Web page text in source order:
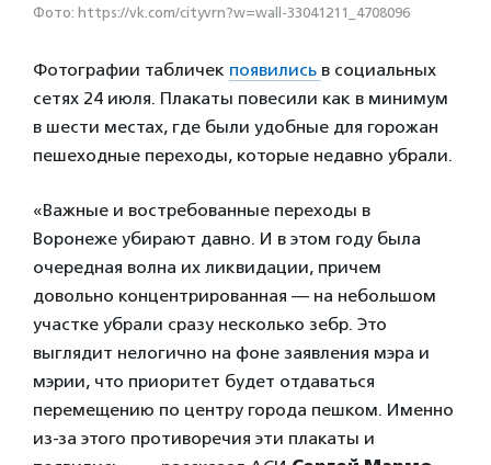
Фото: https://vk.com/cityvrn?w=wall-33041211_4708096
Фотографии табличек появились в социальных
сетях 24 июля. Плакаты повесили как в минимум
в шести местах, где были удобные для горожан
пешеходные переходы, которые недавно убрали.
«Важные и востребованные переходы в
Воронеже убирают давно. И в этом году была
очередная волна их ликвидации, причем
довольно концентрированная — на небольшом
участке убрали сразу несколько зебр. Это
выглядит нелогично на фоне заявления мэра и
мэрии, что приоритет будет отдаваться
перемещению по центру города пешком. Именно
из-за этого противоречия эти плакаты и